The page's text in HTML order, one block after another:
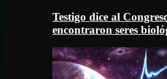
Testigo dice al
encontraron seres